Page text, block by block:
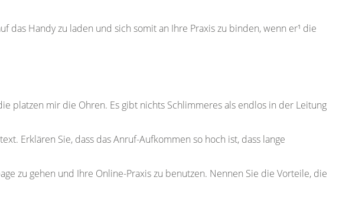
das Handy zu laden und sich somit an Ihre Praxis zu binden, wenn er¹ die
platzen mir die Ohren. Es gibt nichts Schlimmeres als endlos in der Leitung
Erklären Sie, dass das Anruf-Aufkommen so hoch ist, dass lange
zu gehen und Ihre Online-Praxis zu benutzen. Nennen Sie die Vorteile, die